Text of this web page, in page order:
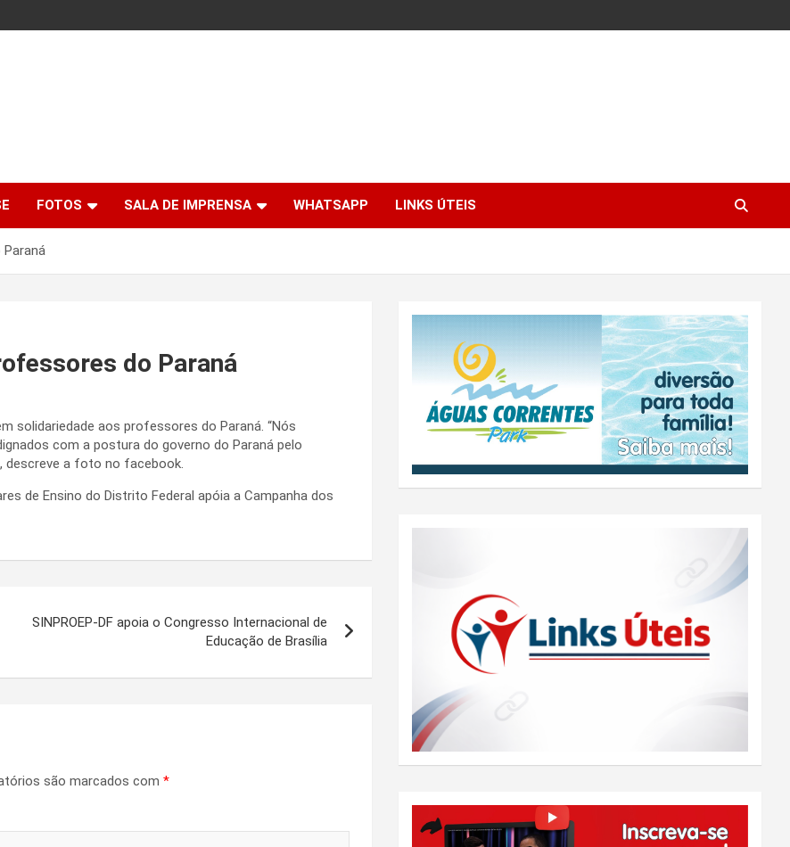
FOTOS SALA DE IMPRENSA WHATSAPP LINKS ÚTEIS
do Paraná
solidariedade aos professores do Paraná. “Nós
com a postura do governo do Paraná pelo
descreve a foto no facebook.
de Ensino do Distrito Federal apóia a Campanha dos
SINPROEP-DF apoia o Congresso Internacional de
Educação de Brasília
são marcados com *